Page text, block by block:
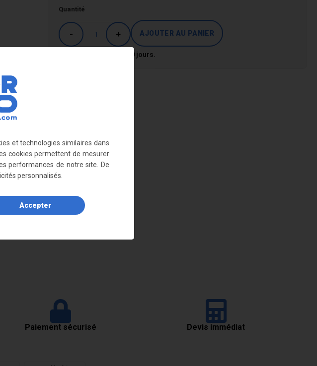
Quantité
- +
Livraison : entre 5 et 10 jours.
Paiement sécurisé Devis immédiat
et technologies similaires dans
cookies permettent de mesurer
performances de notre site. De
personnalisés.
Accepter